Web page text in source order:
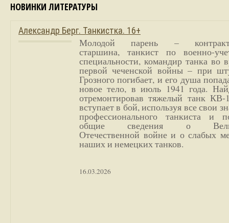
НОВИНКИ ЛИТЕРАТУРЫ
Александр Берг. Танкистка. 16+
Молодой парень –
старшина, танкист по военно-
специальности, командир танка во
первой чеченской войны – при
Грозного погибает, и его душа
новое тело, в июль 1941 года.
отремонтировав тяжелый танк
вступает в бой, используя все свои
профессионального танкиста и
общие сведения о
Отечественной войне и о слабых
наших и немецких танков.
16.03.2026